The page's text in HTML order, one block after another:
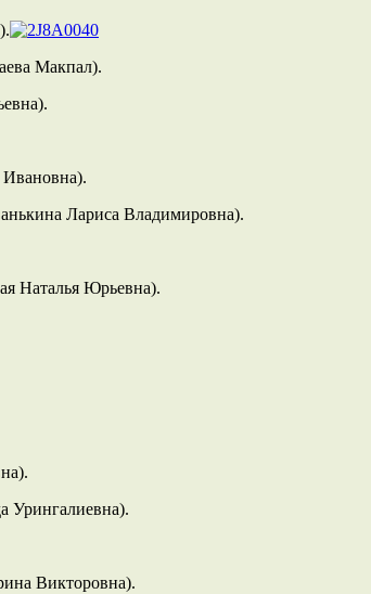
Макпал).
Лариса Владимировна).
Наталья Юрьевна).
Урингалиевна).
Викторовна).